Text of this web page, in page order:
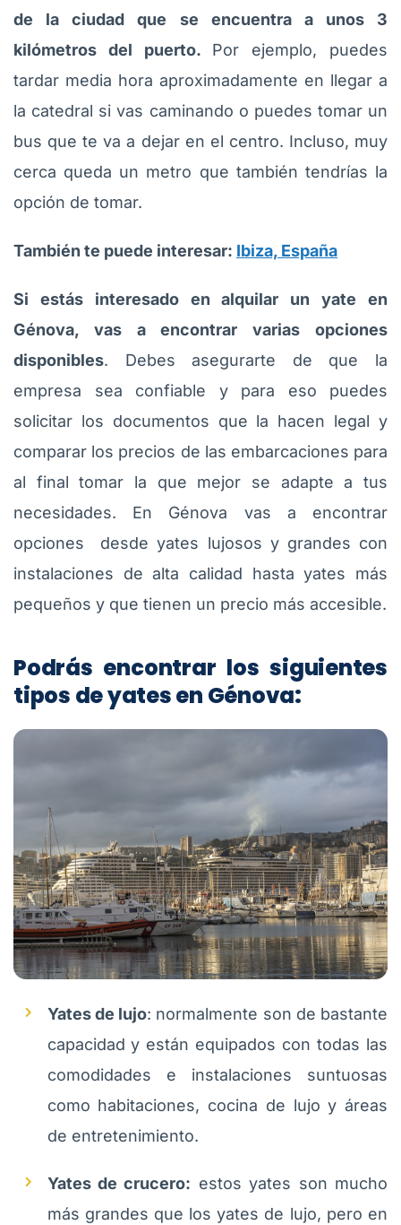
de la ciudad que se encuentra a unos 3
kilómetros del puerto. Por ejemplo, puedes
tardar media hora aproximadamente en llegar a
la catedral si vas caminando o puedes tomar un
bus que te va a dejar en el centro. Incluso, muy
cerca queda un metro que también tendrías la
opción de tomar.
También te puede interesar: Ibiza, España
Si estás interesado en alquilar un yate en
Génova, vas a encontrar varias opciones
disponibles. Debes asegurarte de que la
empresa sea confiable y para eso puedes
solicitar los documentos que la hacen legal y
comparar los precios de las embarcaciones para
al final tomar la que mejor se adapte a tus
necesidades. En Génova vas a encontrar
opciones desde yates lujosos y grandes con
instalaciones de alta calidad hasta yates más
pequeños y que tienen un precio más accesible.
Podrás encontrar los siguientes
tipos de yates en Génova:
Yates de lujo: normalmente son de bastante
capacidad y están equipados con todas las
comodidades e instalaciones suntuosas
como habitaciones, cocina de lujo y áreas
de entretenimiento.
Yates de crucero: estos yates son mucho
más grandes que los yates de lujo, pero en